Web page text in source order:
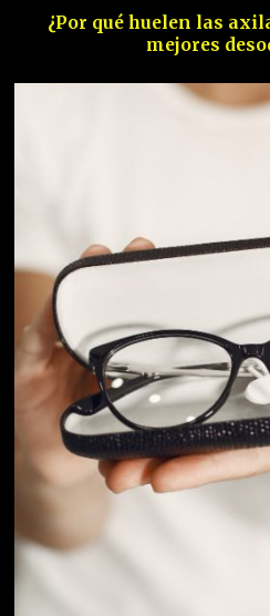
¿Por qué huelen las
mejores